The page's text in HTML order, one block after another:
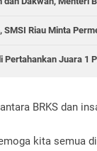
Riau Minta
Pertahankan Juara 1
BRKS dan
kita semua